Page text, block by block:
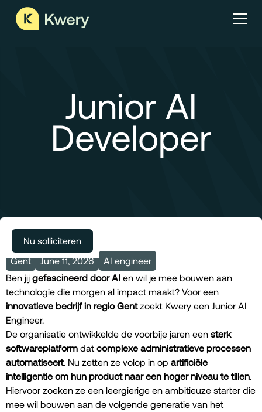
Junior AI
Developer
Meer vacatures
Gent June 11, 2026
AI engineer
Ben jij gefascineerd door AI en wil je mee bouwen aan
technologie die morgen al impact maakt? Voor een
innovatieve bedrijf in regio Gentzoekt Kwery een Junior AI
Engineer.
De organisatie ontwikkelde de voorbije jaren een sterk
softwareplatform dat complexe administratieve processen
automatiseert. Nu zetten ze volop in op artificiële
intelligentie om hun product naar een hoger niveau te tillen.
Hiervoor zoeken ze een leergierige en ambitieuze starter die
mee wil bouwen aan de volgende generatie van het
Nu solliciteren